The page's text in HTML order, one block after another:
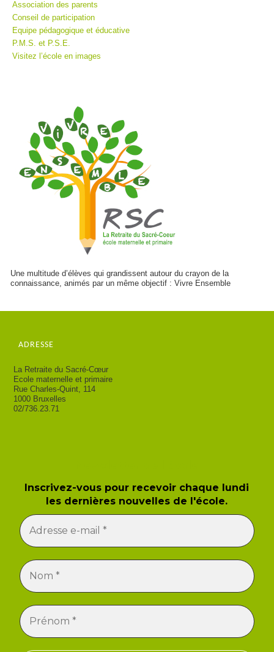
Association des parents
Conseil de participation
Equipe pédagogique et éducative
P.M.S. et P.S.E.
Visitez l’école en images
Une multitude d’élèves qui grandissent autour du crayon de la
connaissance, animés par un même objectif : Vivre Ensemble
ADRESSE
La Retraite du Sacré-Cœur
Ecole maternelle et primaire
Rue Charles-Quint, 114
1000 Bruxelles
02/736.23.71
Inscrivez-vous pour recevoir chaque lundi
les dernières nouvelles de l'école.